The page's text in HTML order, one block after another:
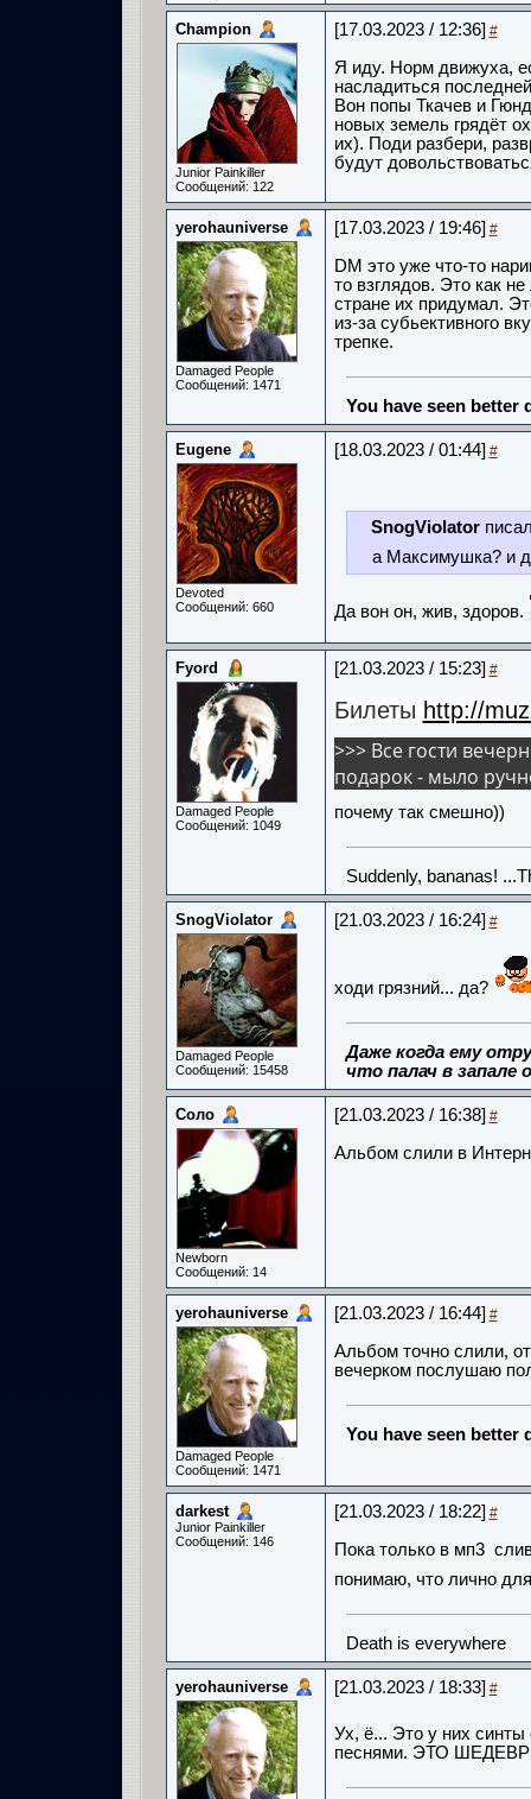
Champion
Junior Painkiller
Сообщений: 122
[17.03.2023 / 12:36] #
Я иду. Норм движуха,
насладиться
Вон попы Ткачев и
новых земель грядёт
их). Поди разбери,
будут
yerohauniverse
Damaged People
Сообщений: 1471
[17.03.2023 / 19:46] #
DM это уже что-то
то взглядов. Это как
стране их придумал.
из-за субьективного
трепке.
You have seen better
Eugene
Devoted
Сообщений: 660
[18.03.2023 / 01:44] #
SnogViolator
а Максимушка? и
Да вон он, жив, здоров.
Fyord
Damaged People
Сообщений: 1049
[21.03.2023 / 15:23] #
Билеты http://
>>> Все гости
подарок - мыло
почему так смешно))
Suddenly, bananas!
SnogViolator
Damaged People
Сообщений: 15458
[21.03.2023 / 16:24] #
ходи грязний... да?
Даже когда ему
что палач в запале
Соло
Newborn
Сообщений: 14
[21.03.2023 / 16:38] #
Альбом слили в
yerohauniverse
Damaged People
Сообщений: 1471
[21.03.2023 / 16:44] #
Альбом точно слили,
вечерком послушаю
You have seen better
darkest
Junior Painkiller
Сообщений: 146
[21.03.2023 / 18:22] #
Пока только в мп3
понимаю, что лично
Death is everywhere
yerohauniverse [21.03.2023 / 18:33] #
Ух, ё... Это у них
песнями. ЭТО